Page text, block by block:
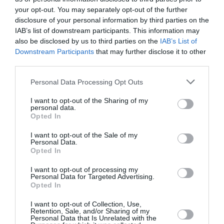
your opt-out. You may separately opt-out of the further
disclosure of your personal information by third parties on the
IAB’s list of downstream participants. This information may
also be disclosed by us to third parties on the IAB’s List of
Downstream Participants that may further disclose it to other
Personal Data Processing Opt Outs
I want to opt-out of the Sharing of my
personal data.
Opted In
I want to opt-out of the Sale of my
Personal Data.
Opted In
I want to opt-out of processing my
Personal Data for Targeted Advertising.
Opted In
I want to opt-out of Collection, Use,
Retention, Sale, and/or Sharing of my
Personal Data that Is Unrelated with the
λιπαρότητας, προσφέροντας ματ όψη στην
επιδερμίδα.
Μη φωτοτοξική σύνθεση
Στο πλαίσιο της επιστημονικής τεκμηρίωσης του
Protection SPF50
, πραγματοποιήθηκε μελέτη
φωτοευαισθησίας, τα αποτελέσματα της οποίας
έδειξαν καμία φωτοτοξικότητα.
φωτοκυτταροτοξικότητα του προϊόντος με τη
μέθοδο
επιβεβαιώνοντας την ασφάλεια της σύνθεσης